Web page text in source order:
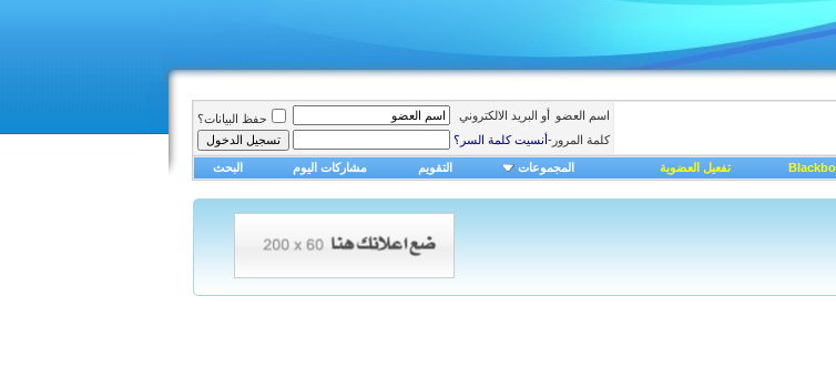
اسم العضو أو البريد الالكتروني
حفظ البيانات؟
كلمة المرور-أنسيت كلمة السر؟
تفعيل العضوية المجموعات التقويم مشاركات اليوم البحث